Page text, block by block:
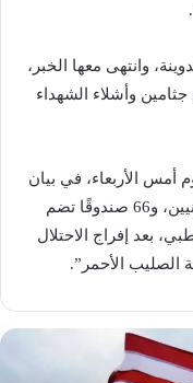
وانتهى معها الخبر،
وأشلاء الشهداء
أمس الأربعاء، في بيان
رسمي، وصول “54 جثمانًا لشهداء فلسطينيين، و66 صندوقًا تضم
بعد إفراج الاحتلال
الصليب الأحمر”.